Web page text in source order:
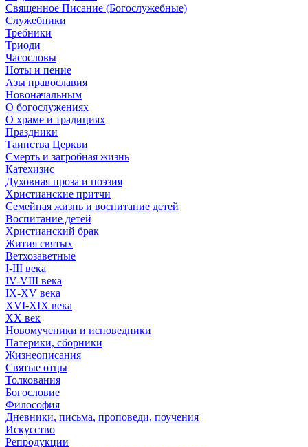
Священное Писание (Богослужебные)
Служебники
Требники
Триоди
Часословы
Ноты и пение
Азы православия
Новоначальным
О богослужениях
О храме и традициях
Праздники
Таинства Церкви
Смерть и загробная жизнь
Катехизис
Духовная проза и поэзия
Христианские притчи
Семейная жизнь и воспитание детей
Воспитание детей
Христианский брак
Жития святых
Ветхозаветные
I-III века
IV-VIII века
IX-XV века
XVI-XIX века
XX век
Новомученики и исповедники
Патерики, сборники
Жизнеописания
Святые отцы
Толкования
Богословие
Философия
Дневники, письма, проповеди, поучения
Искусство
Репродукции